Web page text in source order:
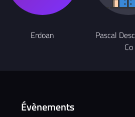
Erdoan
Pascal
Co
Évènements